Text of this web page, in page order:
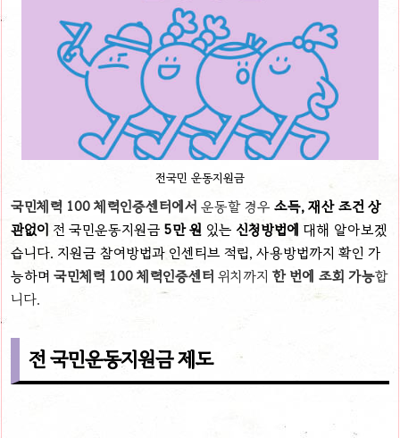
전국민 운동지원금
국민체력 100 체력인증센터에서 운동할 경우 소득, 재산 조건 상
관없이 전 국민운동지원금 5만 원 있는 신청방법에 대해 알아보겠
습니다. 지원금 참여방법과 인센티브 적립, 사용방법까지 확인 가
능하며 국민체력 100 체력인증센터 위치까지 한 번에 조회 가능합
니다.
전 국민운동지원금 제도